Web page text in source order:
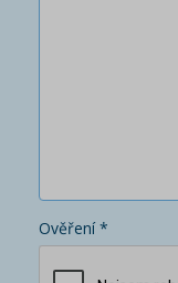
Ověření *